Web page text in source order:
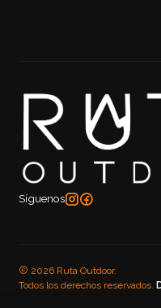
Síguenos
2026 Ruta Outdoor.
Todos los derechos reservados.